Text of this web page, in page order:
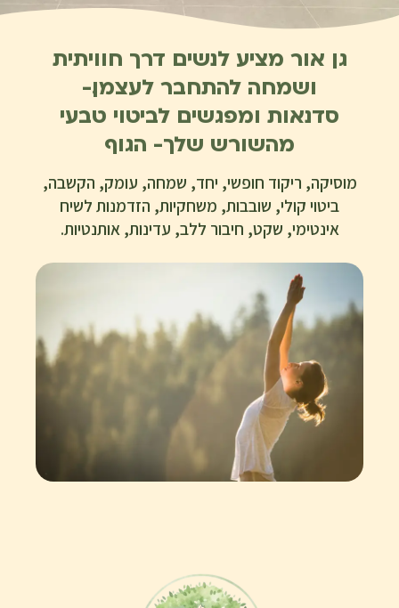
גן אור מציע לנשים דרך חוויתית
ושמחה להתחבר לעצמן.-
סדנאות ומפגשים לביטוי טבעי
מהשורש שלך- הגוף
מוסיקה, ריקוד חופשי, יחד, שמחה, עומק, הקשבה,
ביטוי קולי, שובבות, משחקיות, הזדמנות לשיח
אינטימי, שקט, חיבור ללב, עדינות, אותנטיות.